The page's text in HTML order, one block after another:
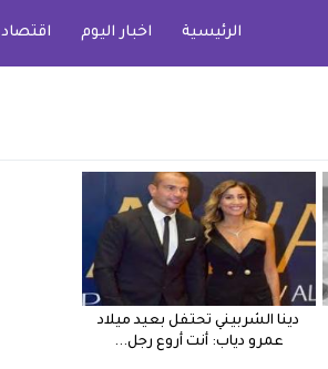
الرئيسية اخبار اليوم اقتصاد
دينا الشربيني تحتفل بعيد ميلاد
عمرو دياب: أنت أروع رجل...